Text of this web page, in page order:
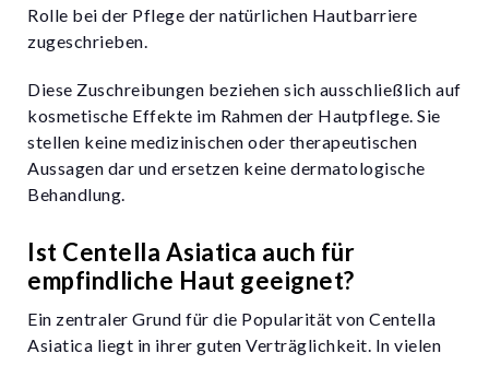
Rolle bei der Pflege der natürlichen Hautbarriere
zugeschrieben.
Diese Zuschreibungen beziehen sich ausschließlich auf
kosmetische Effekte im Rahmen der Hautpflege. Sie
stellen keine medizinischen oder therapeutischen
Aussagen dar und ersetzen keine dermatologische
Behandlung.
Ist Centella Asiatica auch für
empfindliche Haut geeignet?
Ein zentraler Grund für die Popularität von Centella
Asiatica liegt in ihrer guten Verträglichkeit. In vielen